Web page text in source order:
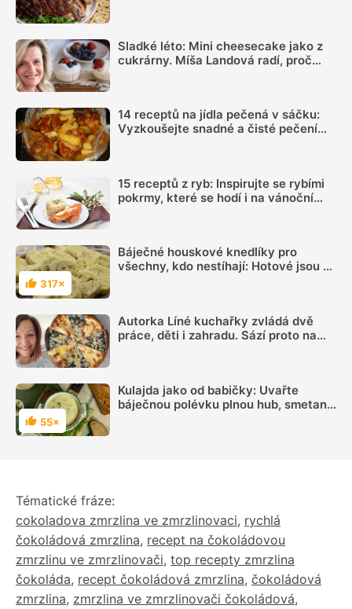
Sladké léto: Mini cheesecake jako z
cukrárny. Míša Landová radí, proč
14 receptů na jídla pečená v sáčku:
Vyzkoušejte snadné a čisté pečení
15 receptů z ryb: Inspirujte se rybími
pokrmy, které se hodí i na vánoční
Hodnocení
317×
Báječné houskové knedlíky pro
všechny, kdo nestíhají: Hotové jsou za
Autorka Líné kuchařky zvládá dvě
práce, děti i zahradu. Sází proto na
Hodnocení
55×
Kulajda jako od babičky: Uvařte
báječnou polévku plnou hub, smetany
Tématické fráze:
cokoladova zmrzlina ve zmrzlinovaci, rychlá
čokoládová zmrzlina, recept na čokoládovou
zmrzlinu ve zmrzlinovači, top recepty zmrzlina
čokoláda, recept čokoládová zmrzlina, čokoládová
zmrzlina, zmrzlina ve zmrzlinovači čokoládová,